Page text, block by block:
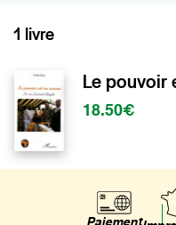
1 livre
Le pouvoir
18.50€
Paiement